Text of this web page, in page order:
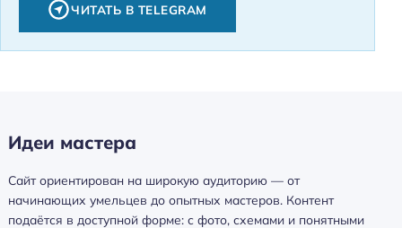
ЧИТАТЬ В TELEGRAM
Идеи мастера
Сайт ориентирован на широкую аудиторию — от
начинающих умельцев до опытных мастеров. Контент
подаётся в доступной форме: с фото, схемами и понятными